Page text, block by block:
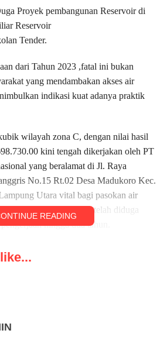
Proyek pembangunan Reservoir di
Reservoir
Tender.
dari Tahun 2023 ,fatal ini bukan
yang mendambakan akses air
indikasi kuat adanya praktik
wilayah zona C, dengan nilai hasil
kini tengah dikerjakan oleh PT
yang beralamat di Jl. Raya
No.15 Rt.02 Desa Madukoro Kec.
Utara vital bagi pasokan air
sorotan tajam setelah diduga
hingga dua tahun.
dari LSM GMAKS.
Gerakan Moral Anti Kriminalitas
terindikasi kuat sarat persekongkolan
lelang. Proyek bernilai fantastis dari
READING